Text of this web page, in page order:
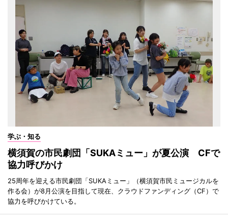
学ぶ・知る
横須賀の市民劇団「SUKAミュー」が夏公演 CFで
協力呼びかけ
25周年を迎える市民劇団「SUKAミュー」（横須賀市民ミュージカルを
作る会）が8月公演を目指して現在、クラウドファンディング（CF）で
協力を呼びかけている。